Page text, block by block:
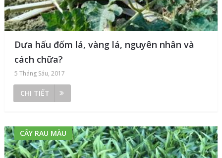
Dưa hấu đốm lá, vàng lá, nguyên nhân và
cách chữa?
5 Tháng Sáu, 2017
CHI TIẾT
CÂY RAU MÀU